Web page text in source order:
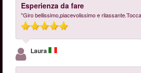
Esperienza da fare
"Giro bellissimo,piacevolissimo e
Laura